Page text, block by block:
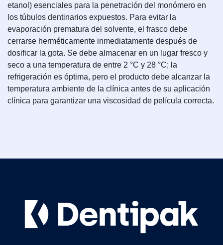
etanol) esenciales para la penetración del monómero en
los túbulos dentinarios expuestos. Para evitar la
evaporación prematura del solvente, el frasco debe
cerrarse herméticamente inmediatamente después de
dosificar la gota. Se debe almacenar en un lugar fresco y
seco a una temperatura de entre 2 °C y 28 °C; la
refrigeración es óptima, pero el producto debe alcanzar la
temperatura ambiente de la clínica antes de su aplicación
clínica para garantizar una viscosidad de película correcta.